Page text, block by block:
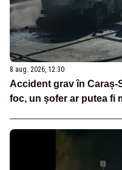
8 aug. 2026, 12:30
Accident grav în Caraș-
foc, un șofer ar putea fi